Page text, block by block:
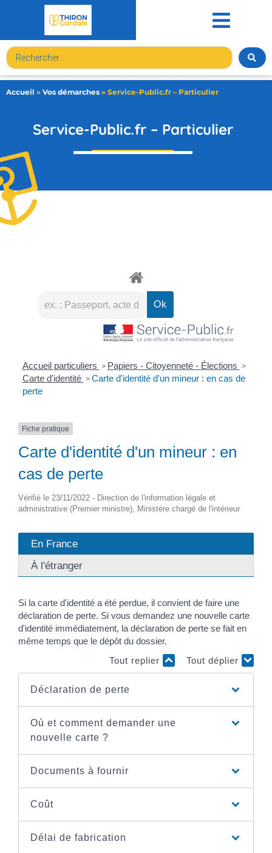
Accueil » Vos démarches » Service-Public.fr – Particulier
Service-Public.fr – Particulier
Accueil particuliers > Papiers - Citoyenneté - Élections >
Carte d'identité > Carte d'identité d'un mineur : en cas de
perte
Fiche pratique
Carte d'identité d'un mineur : en
cas de perte
Vérifié le 23/11/2022 - Direction de l'information légale et
administrative (Premier ministre), Ministère chargé de l'intérieur
En France
À l'étranger
Si la carte d'identité a été perdue, il convient de faire une
déclaration de perte. Si vous demandez une nouvelle carte
d'identité immédiatement, la déclaration de perte se fait en
même temps que le dépôt du dossier.
Tout replier
Tout déplier
Déclaration de perte
Où et comment demander une
nouvelle carte ?
Documents à fournir
Coût
Délai de fabrication